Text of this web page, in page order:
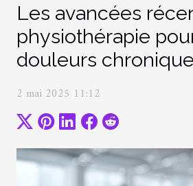
Les avancées
physiothérapie
douleurs
2 mai 2025 11:12